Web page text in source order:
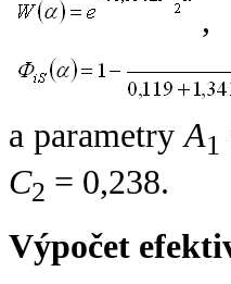
,
a parametryA1
C2 = 0,238.
Výpočet